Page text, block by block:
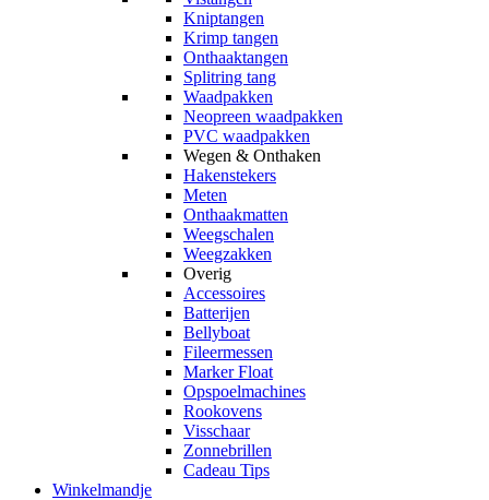
Kniptangen
Krimp tangen
Onthaaktangen
Splitring tang
Waadpakken
Neopreen waadpakken
PVC waadpakken
Wegen & Onthaken
Hakenstekers
Meten
Onthaakmatten
Weegschalen
Weegzakken
Overig
Accessoires
Batterijen
Bellyboat
Fileermessen
Marker Float
Opspoelmachines
Rookovens
Visschaar
Zonnebrillen
Cadeau Tips
Winkelmandje